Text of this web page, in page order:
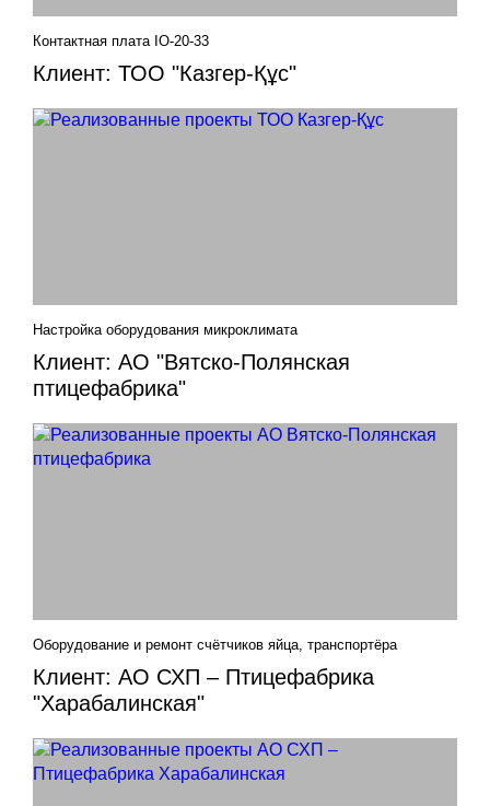
Клиент: ТОО "Казгер-Құс"
Контактная плата IO-20-33
Клиент: АО "Вятско-Полянская
птицефабрика"
Настройка оборудования микроклимата
Клиент: АО СХП – Птицефабрика
"Харабалинская"
Оборудование и ремонт счётчиков яйца, транспортёра